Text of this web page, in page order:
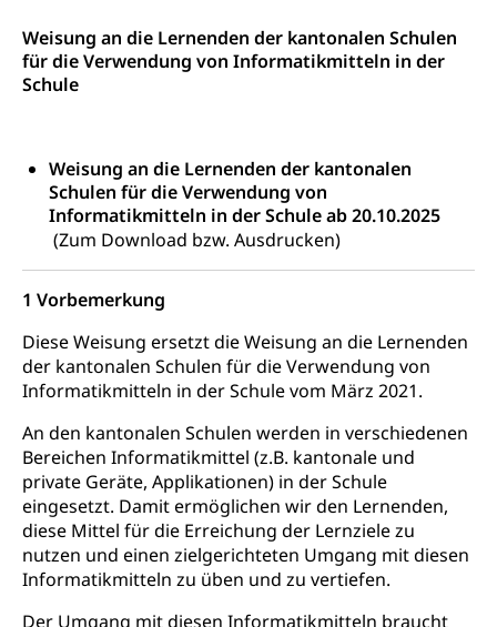
Weisung an die Lernenden der kantonalen Schulen
für die Verwendung von Informatikmitteln in der
Schule
Weisung an die Lernenden der kantonalen
Schulen für die Verwendung von
Informatikmitteln in der Schule ab 20.10.2025
(Zum Download bzw. Ausdrucken)
1 Vorbemerkung
Diese Weisung ersetzt die Weisung an die Lernenden
der kantonalen Schulen für die Verwendung von
Informatikmitteln in der Schule vom März 2021.
An den kantonalen Schulen werden in verschiedenen
Bereichen Informatikmittel (z.B. kantonale und
private Geräte, Applikationen) in der Schule
eingesetzt. Damit ermöglichen wir den Lernenden,
diese Mittel für die Erreichung der Lernziele zu
nutzen und einen zielgerichteten Umgang mit diesen
Informatikmitteln zu üben und zu vertiefen.
Der Umgang mit diesen Informatikmitteln braucht